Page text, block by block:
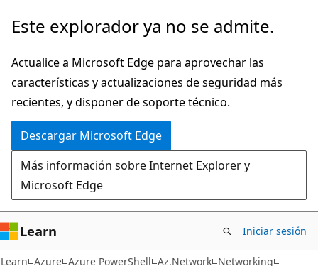
Ir
contenido
principal
Ir
la
navegación
en
la
página
Este explorador ya no se admite.
Actualice a Microsoft Edge para aprovechar las
características y actualizaciones de seguridad más
recientes, y disponer de soporte técnico.
Descargar Microsoft Edge
Más información sobre Internet Explorer y
Microsoft Edge
Learn Iniciar sesión
Learn Azure Azure PowerShell Az.Network Networking